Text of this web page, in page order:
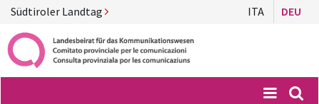
Südtiroler Landtag ITA DEU
Menü